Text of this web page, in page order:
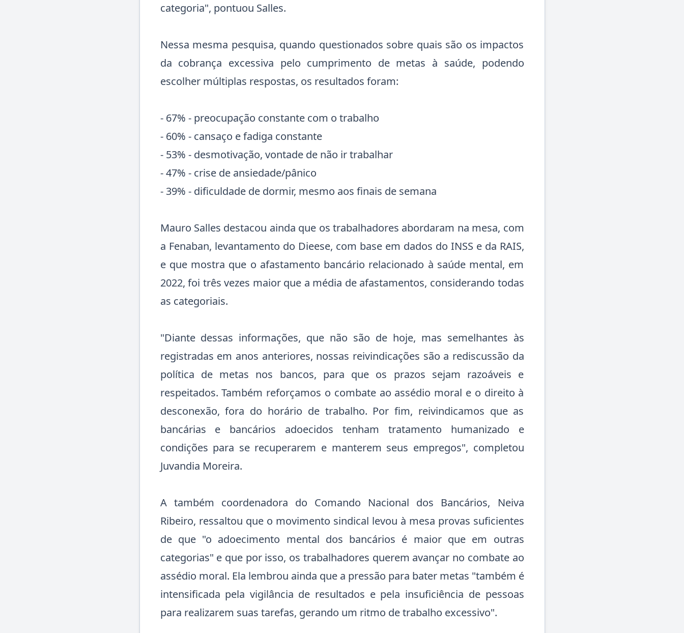
categoria", pontuou Salles.
Nessa mesma pesquisa, quando questionados sobre quais são os impactos
da cobrança excessiva pelo cumprimento de metas à saúde, podendo
escolher múltiplas respostas, os resultados foram:
- 67% - preocupação constante com o trabalho
- 60% - cansaço e fadiga constante
- 53% - desmotivação, vontade de não ir trabalhar
- 47% - crise de ansiedade/pânico
- 39% - dificuldade de dormir, mesmo aos finais de semana
Mauro Salles destacou ainda que os trabalhadores abordaram na mesa, com
a Fenaban, levantamento do Dieese, com base em dados do INSS e da RAIS,
e que mostra que o afastamento bancário relacionado à saúde mental, em
2022, foi três vezes maior que a média de afastamentos, considerando todas
as categoriais.
"Diante dessas informações, que não são de hoje, mas semelhantes às
registradas em anos anteriores, nossas reivindicações são a rediscussão da
política de metas nos bancos, para que os prazos sejam razoáveis e
respeitados. Também reforçamos o combate ao assédio moral e o direito à
desconexão, fora do horário de trabalho. Por fim, reivindicamos que as
bancárias e bancários adoecidos tenham tratamento humanizado e
condições para se recuperarem e manterem seus empregos", completou
Juvandia Moreira.
A também coordenadora do Comando Nacional dos Bancários, Neiva
Ribeiro, ressaltou que o movimento sindical levou à mesa provas suficientes
de que "o adoecimento mental dos bancários é maior que em outras
categorias" e que por isso, os trabalhadores querem avançar no combate ao
assédio moral. Ela lembrou ainda que a pressão para bater metas "também é
intensificada pela vigilância de resultados e pela insuficiência de pessoas
para realizarem suas tarefas, gerando um ritmo de trabalho excessivo".